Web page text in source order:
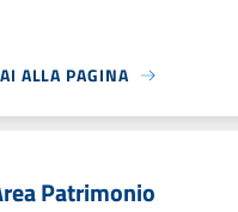
ALLA PAGINA
Patrimonio